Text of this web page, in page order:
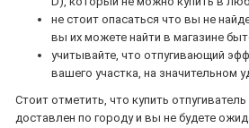
не стоит опасаться что вы не
вы их можете найти в магазине
учитывайте, что отпугивающий
вашего участка, на значительном
Стоит отметить, что купить
доставлен по городу и вы не будете